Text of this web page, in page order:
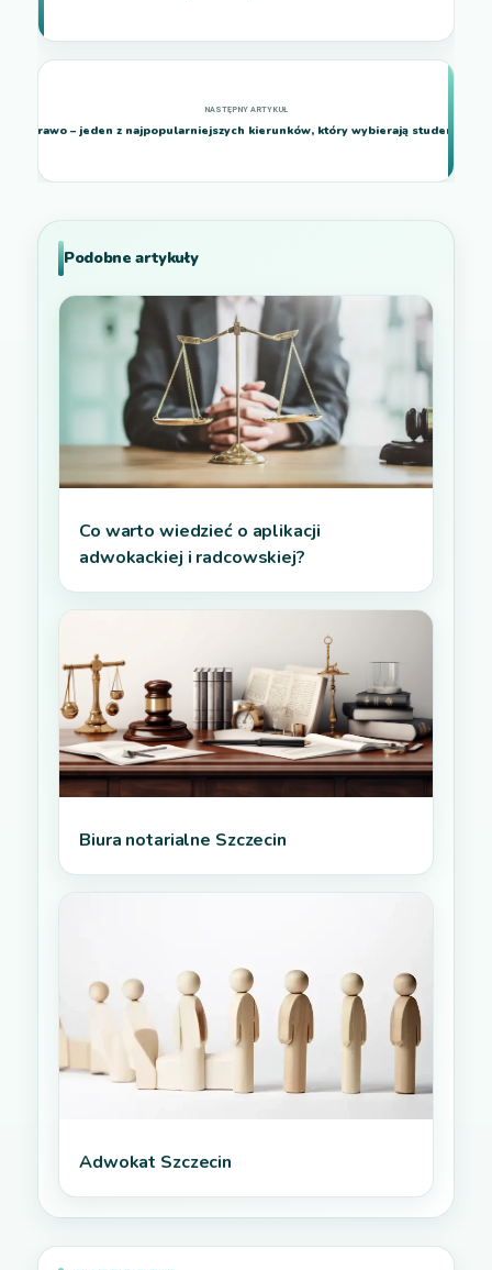
Prawo – jeden z najpopularniejszych kierunków, który wybierają studenci
Podobne artykuły
Co warto wiedzieć o aplikacji
adwokackiej i radcowskiej?
Biura notarialne Szczecin
Adwokat Szczecin